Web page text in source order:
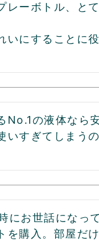
ーボトル、と
にすることに
の液体なら
すぎてしまう
お世話になっ
を購入。部屋だ